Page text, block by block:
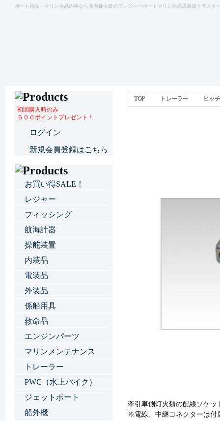
ボート用品・マリン用品の事なら国内最大級のプレジャーボートマリン用品通販店クラスタ
TOP トレーラー ヒッ
牽引車側灯火類の配線ソケッ
※電線、中継コネクターは付
初回購入時のみ
５００ポイントプレゼント！
ログイン
新規会員登録はこちら
お買い得SALE！
レジャー
フィッシング
航海計器
操舵装置
内装品
電装品
外装品
係船用具
救命品
エンジンパーツ
マリンメンテナンス
トレーラー
PWC（水上バイク）
ジェットボート
船外機